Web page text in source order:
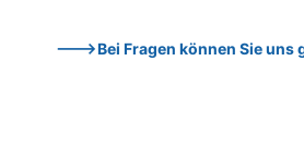
--->Bei Fragen können Sie uns